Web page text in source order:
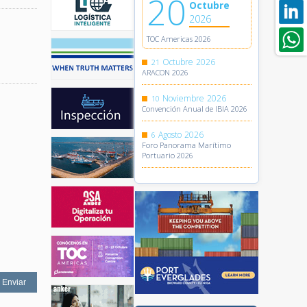
20 Octubre
2026
TOC Americas 2026
21 Octubre 2026
ARACON 2026
10 Noviembre 2026
Convención Anual de IBIA 2026
6 Agosto 2026
Foro Panorama Marítimo
Portuario 2026